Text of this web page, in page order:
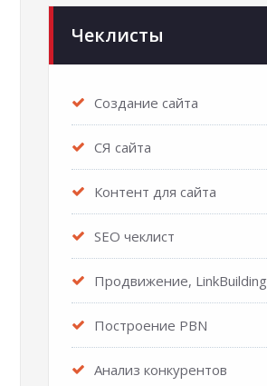
Чеклисты
Создание сайта
СЯ сайта
Контент для сайта
SEO чеклист
Продвижение, LinkBuilding
Построение PBN
Анализ конкурентов